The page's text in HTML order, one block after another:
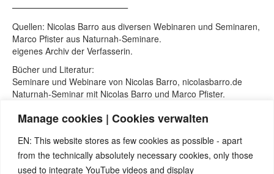
Manage cookies | Cookies verwalten
EN: This website stores as few cookies as possible - apart
from the technically absolutely necessary cookies, only those
used to integrate YouTube videos and display
——————————————–
Quellen: Nicolas Barro aus diversen Webinaren und Seminaren,
Marco Pfister aus Naturnah-Seminare.
eigenes Archiv der Verfasserin.
Bücher und Literatur:
Seminare und Webinare von Nicolas Barro, nicolasbarro.de
Naturnah-Seminar mit Nicolas Barro und Marco Pfister.
Naturgesetzen“
David Münnich, „Das System der 5 Biologischen Naturgesetze“
Band 1 und Band 2.
Claudio Trupiano: „Danke Doktor Hamer“.